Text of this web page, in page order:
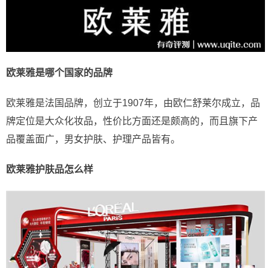
欧莱雅是哪个国家的品牌
欧莱雅是法国品牌，创立于1907年，由欧仁舒莱尔成立，品
牌定位是大众化妆品，性价比方面还是颇高的，而且旗下产
品覆盖面广，男女护肤、护理产品皆有。
欧莱雅护肤品怎么样